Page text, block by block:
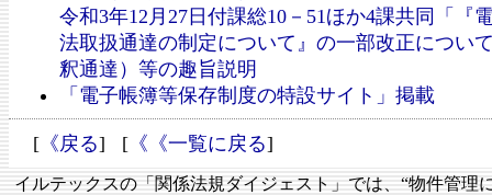
令和3年12月27日付課総10－51ほか4課共同「『
法取扱通達の制定について』の一部改正につい
釈通達）等の趣旨説明
「電子帳簿等保存制度の特設サイト」掲載
[《戻る] [《《一覧に戻る]
イルテックスの「関係法規ダイジェスト」では、“物件管理